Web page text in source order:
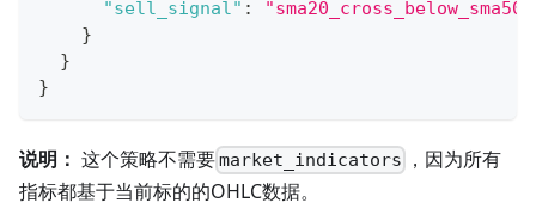
"sell_signal" :
"sma20_cross_below_sma50"
}
}
}
说明： 这个策略不需要market_indicators
，因为所有
指标都基于当前标的的OHLC数据。